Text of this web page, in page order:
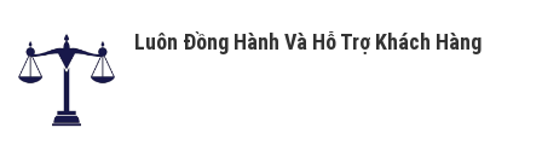
Luôn Đồng Hành Và Hỗ Trợ Khách Hàng